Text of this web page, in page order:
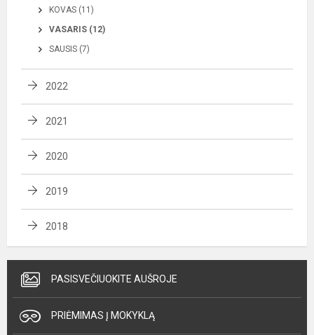
KOVAS (11)
VASARIS (12)
SAUSIS (7)
2022
2021
2020
2019
2018
PASISVEČIUOKITE AUŠROJE
PRIĖMIMAS Į MOKYKLĄ